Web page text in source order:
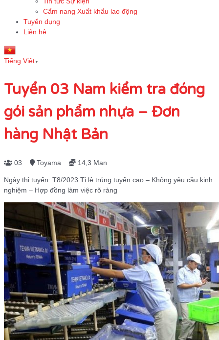
Cẩm nang Xuất khẩu lao động
Tuyển dụng
Liên hệ
Tiếng Việt ▼
Tuyển 03 Nam kiểm tra đóng
gói sản phẩm nhựa – Đơn
hàng Nhật Bản
03 Toyama 14,3 Man
Ngày thi tuyển: T8/2023 Tỉ lệ trúng tuyển cao – Không yêu cầu kinh
nghiệm – Hợp đồng làm việc rõ ràng